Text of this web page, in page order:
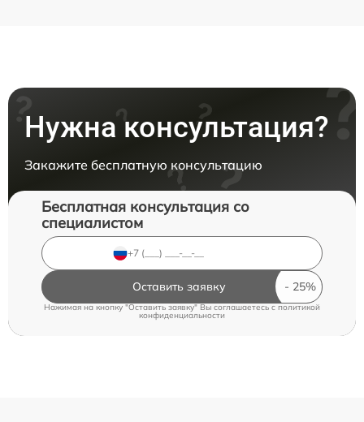
Нужна консультация?
Закажите бесплатную консультацию
Бесплатная консультация со
специалистом
Оставить заявку
Нажимая на кнопку "Оставить заявку" Вы соглашаетесь cполитикой
конфиденциальности